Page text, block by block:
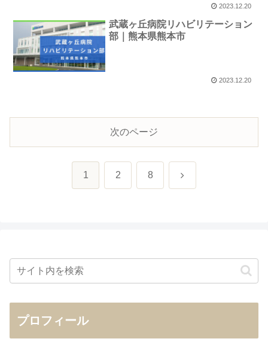
2023.12.20
武蔵ヶ丘病院リハビリテーション
部｜熊本県熊本市
2023.12.20
次のページ
1 2 8 次
プロフィール